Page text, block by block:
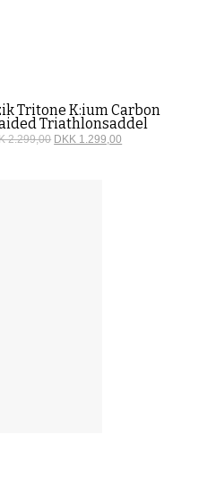
Tritone K:ium Carbon
Triathlonsaddel
2.299,00 DKK 1.299,00